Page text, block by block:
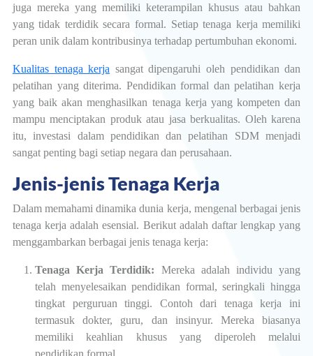
juga mereka yang memiliki keterampilan khusus atau bahkan
yang tidak terdidik secara formal. Setiap tenaga kerja memiliki
peran unik dalam kontribusinya terhadap pertumbuhan ekonomi.
Kualitas tenaga kerja sangat dipengaruhi oleh pendidikan dan
pelatihan yang diterima. Pendidikan formal dan pelatihan kerja
yang baik akan menghasilkan tenaga kerja yang kompeten dan
mampu menciptakan produk atau jasa berkualitas. Oleh karena
itu, investasi dalam pendidikan dan pelatihan SDM menjadi
sangat penting bagi setiap negara dan perusahaan.
Jenis-jenis Tenaga Kerja
Dalam memahami dinamika dunia kerja, mengenal berbagai jenis
tenaga kerja adalah esensial. Berikut adalah daftar lengkap yang
menggambarkan berbagai jenis tenaga kerja:
Tenaga Kerja Terdidik: Mereka adalah individu yang
telah menyelesaikan pendidikan formal, seringkali hingga
tingkat perguruan tinggi. Contoh dari tenaga kerja ini
termasuk dokter, guru, dan insinyur. Mereka biasanya
memiliki keahlian khusus yang diperoleh melalui
pendidikan formal.